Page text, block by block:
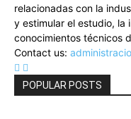
relacionadas con la
y estimular el estudio, la
conocimientos técnicos
Contact us:
POPULAR POSTS